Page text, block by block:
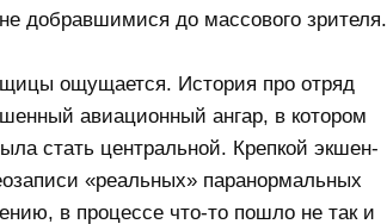
добравшимися до массового зрителя.
ощущается. История про отряд
авиационный ангар, в котором
стать центральной. Крепкой экшен-
«реальных» паранормальных
в процессе что-то пошло не так и